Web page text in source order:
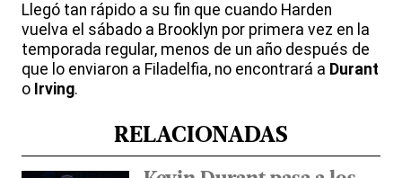
Llegó tan rápido a su fin que cuando Harden
vuelva el sábado a Brooklyn por primera vez en la
temporada regular, menos de un año después de
que lo enviaron a Filadelfia, no encontrará a Durant
o Irving.
RELACIONADAS